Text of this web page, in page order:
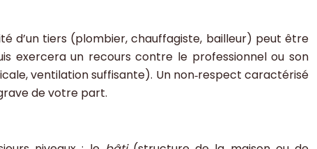
d’un tiers (plombier, chauffagiste, bailleur) peut être
exercera un recours contre le professionnel ou son
ventilation suffisante). Un non‑respect caractérisé
de votre part.